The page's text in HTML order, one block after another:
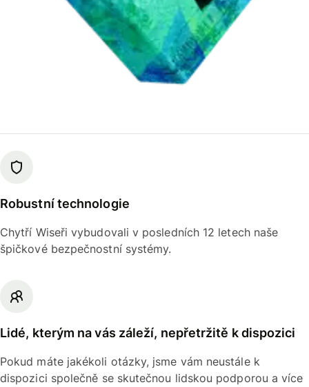
Robustní technologie
Chytří Wiseři vybudovali v posledních 12 letech naše
špičkové bezpečnostní systémy.
Lidé, kterým na vás záleží, nepřetržitě k dispozici
Pokud máte jakékoli otázky, jsme vám neustále k
dispozici společně se skutečnou lidskou podporou a více